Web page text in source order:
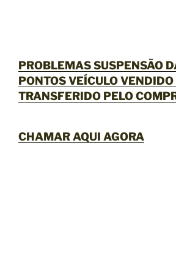
PROBLEMAS SUSPENSÃO
PONTOS VEÍCULO VENDIDO
TRANSFERIDO PELO
CHAMAR AQUI AGORA